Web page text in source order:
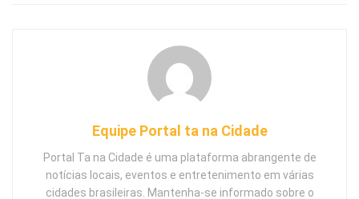
Equipe Portal ta na Cidade
Portal Ta na Cidade é uma plataforma abrangente de
notícias locais, eventos e entretenimento em várias
cidades brasileiras. Mantenha-se informado sobre o